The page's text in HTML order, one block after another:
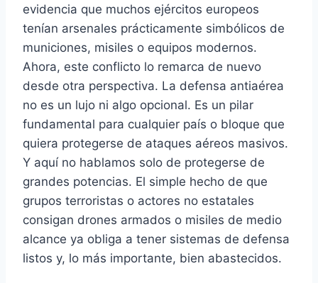
evidencia que muchos ejércitos europeos
tenían arsenales prácticamente simbólicos de
municiones, misiles o equipos modernos.
Ahora, este conflicto lo remarca de nuevo
desde otra perspectiva. La defensa antiaérea
no es un lujo ni algo opcional. Es un pilar
fundamental para cualquier país o bloque que
quiera protegerse de ataques aéreos masivos.
Y aquí no hablamos solo de protegerse de
grandes potencias. El simple hecho de que
grupos terroristas o actores no estatales
consigan drones armados o misiles de medio
alcance ya obliga a tener sistemas de defensa
listos y, lo más importante, bien abastecidos.